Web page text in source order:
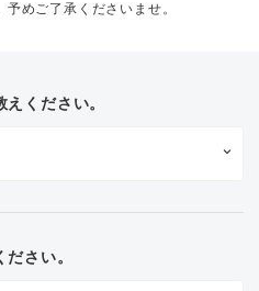
めご了承くださいませ。
ください。
さい。